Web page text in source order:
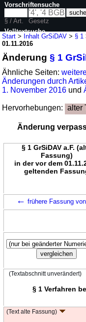
Start > Inhalt GrSiDAV > § 1
01.11.2016
Änderung§ 1
Ähnliche Seiten:
Änderungen durch
1. November 2016 und
Hervorhebungen: alter
Änderung
§ 1 GrSiDAV a.F.
Fassung)
in der vor dem
geltenden
← frühere Fassung
(Textabschnitt unverändert)
§ 1 Verfahren
(Text alte Fassung)
Vorschriftensuche
§ / Art.
Gesetz
Volltextsuche